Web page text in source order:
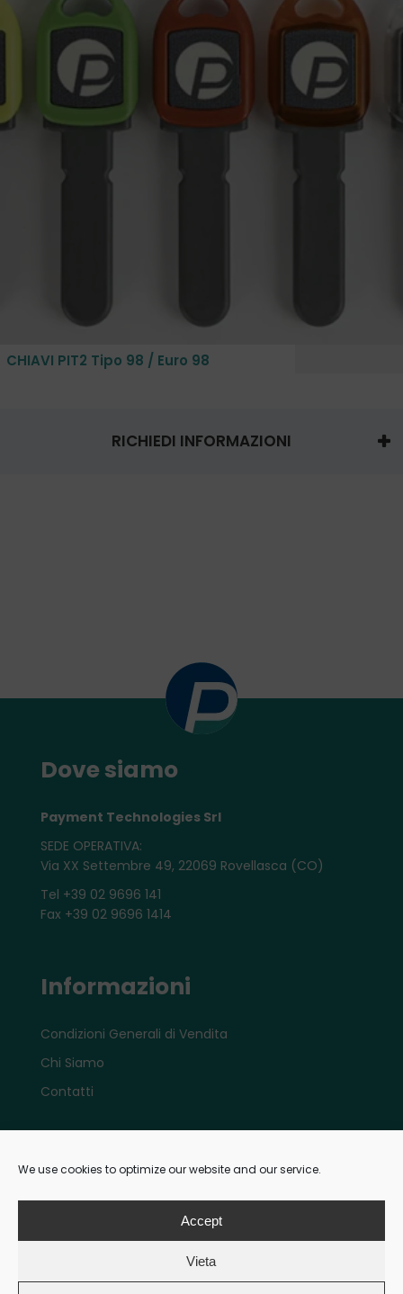
We use cookies to optimize our website and our service.
Accept
Vieta
CHIAVI PIT2 Tipo 98 / Euro 98
RICHIEDI INFORMAZIONI
Dove siamo
Payment Technologies Srl
SEDE OPERATIVA:
Via XX Settembre 49, 22069 Rovellasca (CO)
Tel +39 02 9696 141
Fax +39 02 9696 1414
Informazioni
Condizioni Generali di Vendita
Chi Siamo
Contatti
Account